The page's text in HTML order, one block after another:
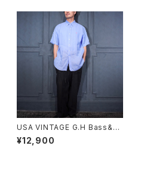
ンアロハシャツ
USA VINTAGE G.H Bass&co
COTTON LINEN EASY WID
E PANTS/アメリカ古着コットン
¥12,900